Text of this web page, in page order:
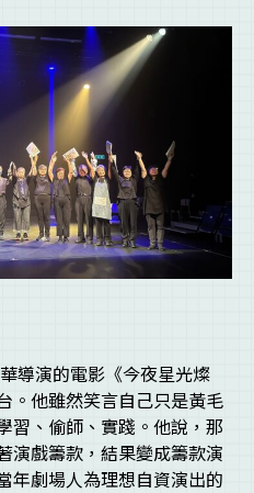
導演的電影《今夜星光燦
。他雖然笑言自己只是黃毛
習、偷師、實踐。他說，那
演戲籌款，結果變成籌款演
年劇場人為理想自資演出的